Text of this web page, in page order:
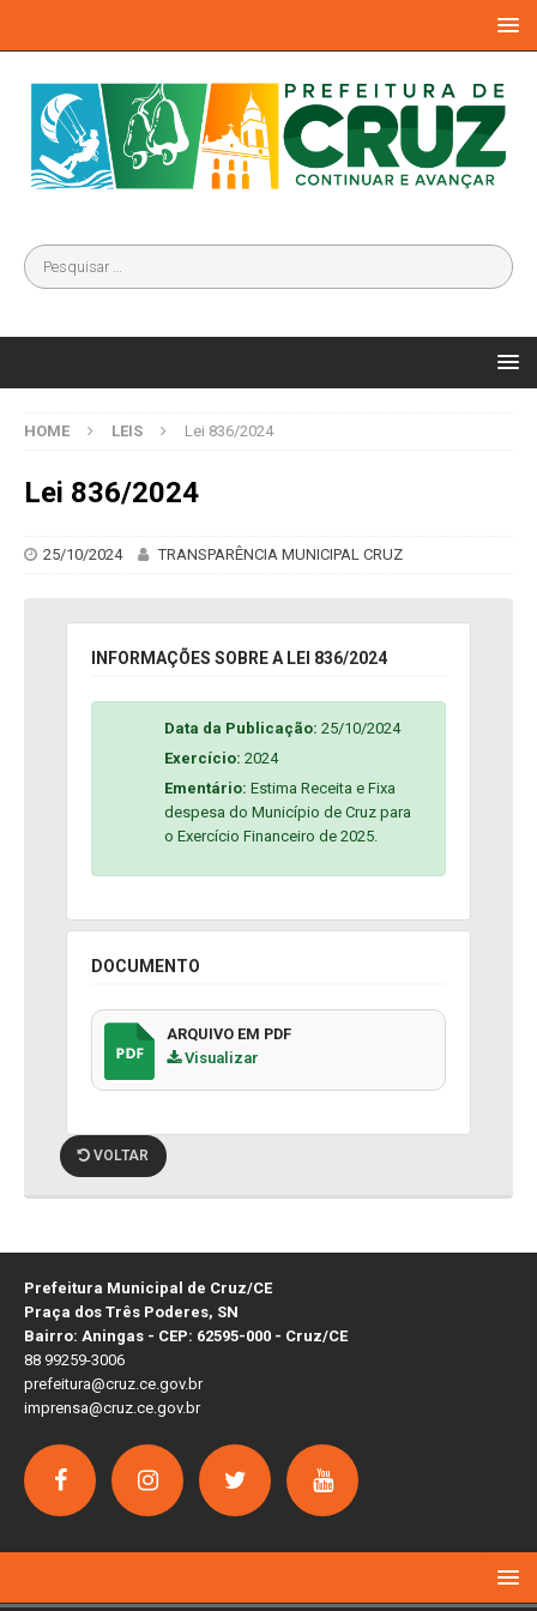
HOME LEIS Lei 836/2024
Lei 836/2024
25/10/2024 TRANSPARÊNCIA MUNICIPAL CRUZ
INFORMAÇÕES SOBRE A LEI 836/2024
Data da Publicação: 25/10/2024
Exercício: 2024
Ementário: Estima Receita e Fixa
despesa do Município de Cruz para
o Exercício Financeiro de 2025.
DOCUMENTO
ARQUIVO EM PDF
Visualizar
VOLTAR
Prefeitura Municipal de Cruz/CE
Praça dos Três Poderes, SN
Bairro: Aningas - CEP: 62595-000 - Cruz/CE
88 99259-3006
prefeitura@cruz.ce.gov.br
imprensa@cruz.ce.gov.br